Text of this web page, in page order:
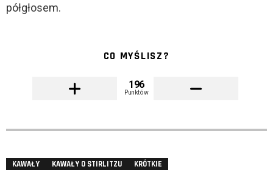
półgłosem.
CO MYŚLISZ?
196
Punktów
KAWAŁY KAWAŁY O STIRLITZU KRÓTKIE